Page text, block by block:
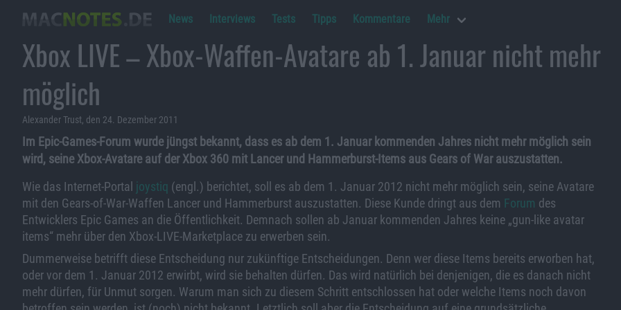
News Interviews Tests Tipps Kommentare Mehr
Xbox LIVE – Xbox-Waffen-Avatare ab 1. Januar nicht mehr
möglich
Alexander Trust, den 24. Dezember 2011
Im Epic-Games-Forum wurde jüngst bekannt, dass es ab dem 1. Januar kommenden Jahres nicht mehr möglich sein
wird, seine Xbox-Avatare auf der Xbox 360 mit Lancer und Hammerburst-Items aus Gears of War auszustatten.
Wie das Internet-Portal joystiq (engl.) berichtet, soll es ab dem 1. Januar 2012 nicht mehr möglich sein, seine Avatare
mit den Gears-of-War-Waffen Lancer und Hammerburst auszustatten. Diese Kunde dringt aus dem Forum des
Entwicklers Epic Games an die Öffentlichkeit. Demnach sollen ab Januar kommenden Jahres keine „gun-like avatar
items“ mehr über den Xbox-LIVE-Marketplace zu erwerben sein.
Dummerweise betrifft diese Entscheidung nur zukünftige Entscheidungen. Denn wer diese Items bereits erworben hat,
oder vor dem 1. Januar 2012 erwirbt, wird sie behalten dürfen. Das wird natürlich bei denjenigen, die es danach nicht
mehr dürfen, für Unmut sorgen. Warum man sich zu diesem Schritt entschlossen hat oder welche Items noch davon